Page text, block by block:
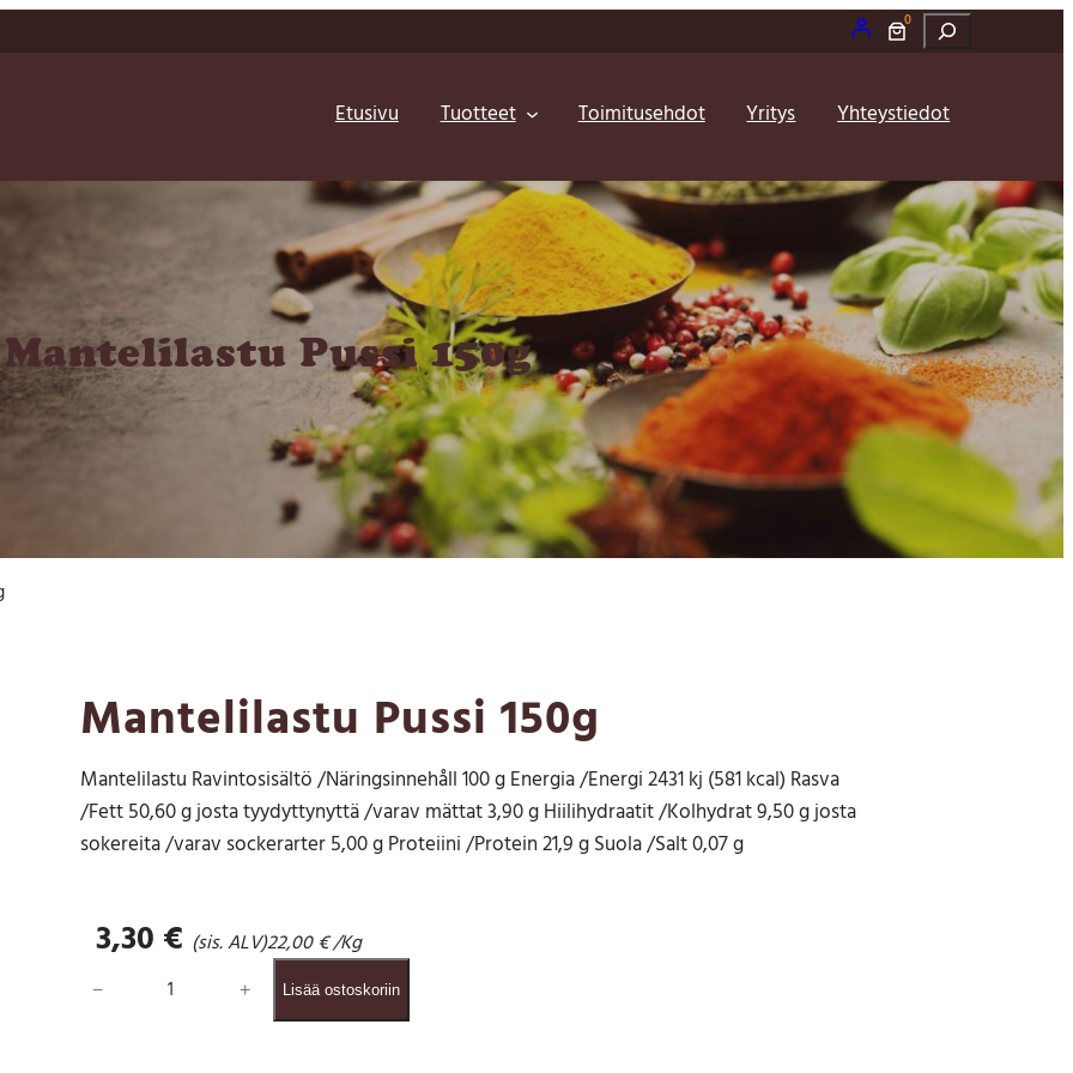
0 Etsi
Etusivu Tuotteet Toimitusehdot Yritys Yhteystiedot
Mantelilastu Pussi 150g
Mantelilastu Pussi 150g
Mantelilastu Ravintosisältö /Näringsinnehåll 100 g Energia /Energi 2431 kj (581 kcal) Rasva
/Fett 50,60 g josta tyydyttynyttä /varav mättat 3,90 g Hiilihydraatit /Kolhydrat 9,50 g josta
sokereita /varav sockerarter 5,00 g Proteiini /Protein 21,9 g Suola /Salt 0,07 g
3,30 € (sis. ALV)22,00€/Kg
− + Lisää ostoskoriin